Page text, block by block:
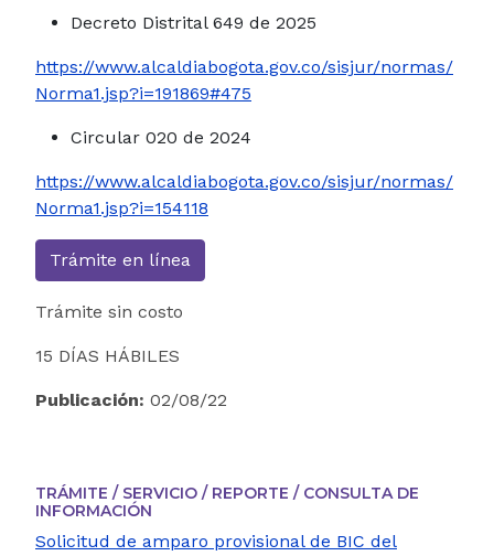
Decreto Distrital 649 de 2025
https://www.alcaldiabogota.gov.co/sisjur/normas/
Norma1.jsp?i=191869#475
Circular 020 de 2024
https://www.alcaldiabogota.gov.co/sisjur/normas/
Norma1.jsp?i=154118
Trámite en línea
Trámite sin costo
15 DÍAS HÁBILES
Publicación: 02/08/22
TRÁMITE / SERVICIO / REPORTE / CONSULTA DE
INFORMACIÓN
Solicitud de amparo provisional de BIC del